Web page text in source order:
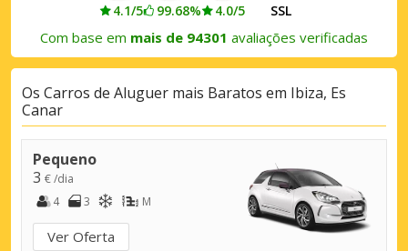
4.1/5 99.68% 4.0/5 SSL
Com base em mais de 94301 avaliações verificadas
Os Carros de Aluguer mais Baratos em Ibiza, Es
Canar
Pequeno
3 € /dia
4
3 M
Ver Oferta